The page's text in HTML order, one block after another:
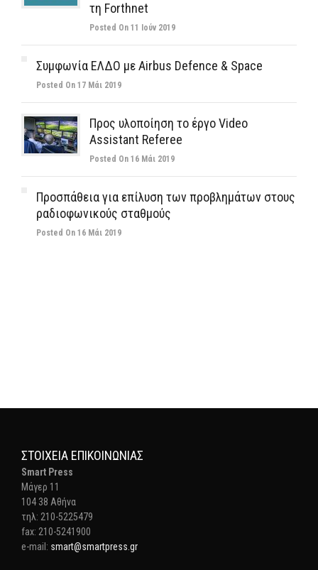
τη Forthnet
Posted On 11 Ιούν 2019
Συμφωνία ΕΛΔΟ με Airbus Defence & Space
Posted On 17 Μάι 2019
Προς υλοποίηση το έργο Video
Assistant Referee
Posted On 16 Μάι 2019
Προσπάθεια για επίλυση των προβλημάτων στους
ραδιοφωνικούς σταθμούς
Posted On 16 Μάι 2019
ΣΤΟΙΧΕΊΑ ΕΠΙΚΟΙΝΩΝΊΑΣ
Smart Press
Mάγερ 11
104 38 Αθήνα
τηλ: 210-5225479
fax: 210-5241900
e-mail: smart@smartpress.gr